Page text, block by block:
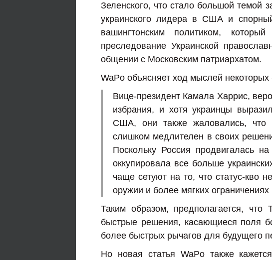
Зеленского, что стало большой темой
украинского лидера в США и
вашингтонским политиком,
преследование Украинской
общении с Московским патриархатом.
WaPo объясняет ход мыслей
Вице-президент Камала Харрис,
избрания, и хотя украинцы
США, они также жаловались,
слишком медлителен в своих
Поскольку Россия продвигалась
оккупировала все больше
чаще сетуют на то, что статус-кво
оружии и более мягких
Таким образом, предполагается,
быстрые решения, касающиеся поля
более быстрых рычагов для будущего
Но новая статья WaPo также